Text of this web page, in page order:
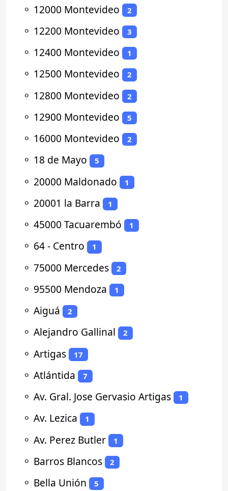
⚬ 12000 Montevideo 2
⚬ 12200 Montevideo 3
⚬ 12400 Montevideo 1
⚬ 12500 Montevideo 2
⚬ 12800 Montevideo 2
⚬ 12900 Montevideo 5
⚬ 16000 Montevideo 2
⚬ 18 de Mayo 5
⚬ 20000 Maldonado 1
⚬ 20001 la Barra 1
⚬ 45000 Tacuarembó 1
⚬ 64 - Centro 1
⚬ 75000 Mercedes 2
⚬ 95500 Mendoza 1
⚬ Aiguá 2
⚬ Alejandro Gallinal 2
⚬ Artigas 17
⚬ Atlántida 7
⚬ Av. Gral. Jose Gervasio Artigas 1
⚬ Av. Lezica 1
⚬ Av. Perez Butler 1
⚬ Barros Blancos 2
⚬ Bella Unión 5